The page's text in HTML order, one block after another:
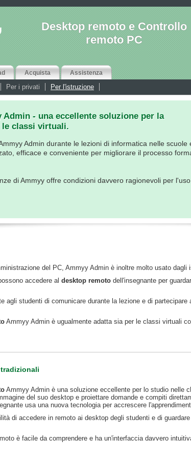
Desktop remoto e Controllo
remoto PC
Acquista Assistenza
Per i privati Per l'istruzione
Admin - una eccellente soluzione per la
le classi virtuali.
Admin durante le lezioni di informatica nelle scuole
efficace e conveniente per migliorare il processo
di Ammyy offre condizioni davvero ragionevoli per
del PC, Ammyy Admin è inoltre molto usato
accedere al desktop remoto dell'insegnante per
agli studenti di comunicare durante la lezione e di
Ammyy Admin è ugualmente adatta sia per le classi virtuali
Ammyy Admin è una soluzione eccellente per lo studio nelle
del suo desktop e proiettare domande e compiti
usa una nuova tecnologia per accrescere
di accedere in remoto ai desktop degli studenti e di
è facile da comprendere e ha un'interfaccia davvero